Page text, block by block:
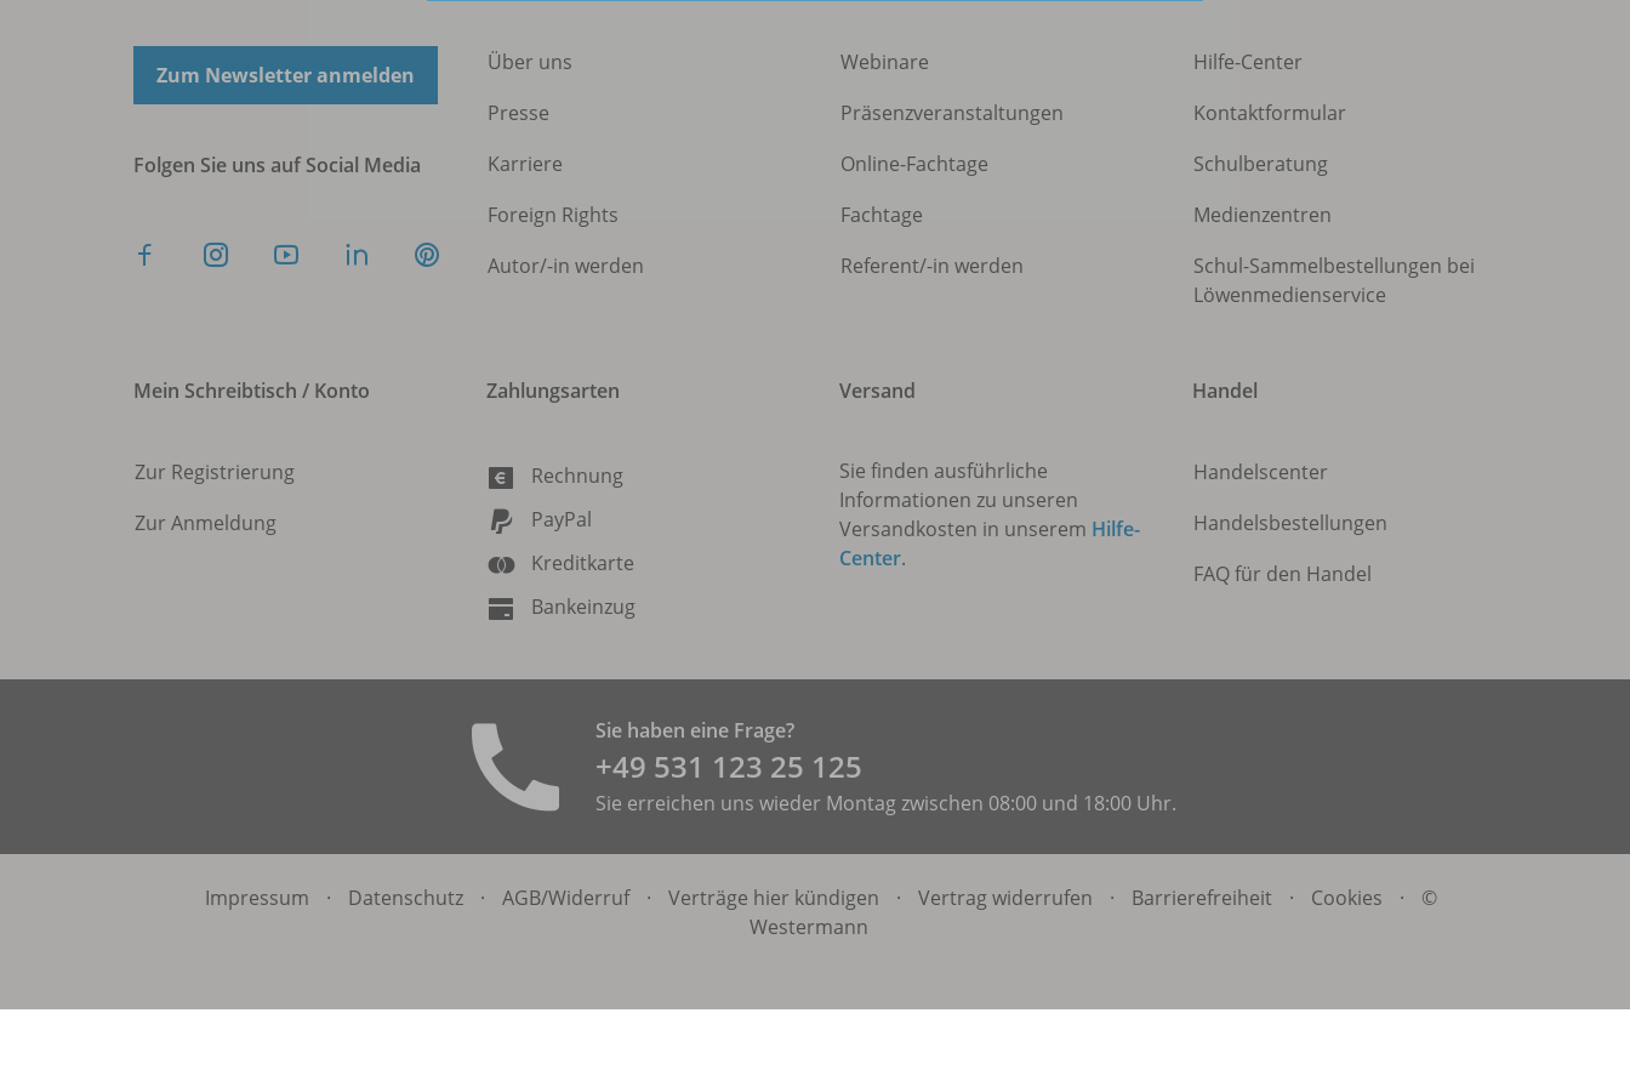
Zum Newsletter anmelden
Folgen Sie uns auf Social Media
Über uns
Presse
Karriere
Foreign Rights
Autor/-in werden
Webinare
Präsenzveranstaltungen
Online-Fachtage
Fachtage
Referent/-in werden
Hilfe-Center
Kontaktformular
Schulberatung
Medienzentren
Schul-Sammelbestellungen bei
Löwenmedienservice
Mein Schreibtisch / Konto
Zur Registrierung
Zur Anmeldung
Zahlungsarten
Rechnung
PayPal
Kreditkarte
Bankeinzug
Versand
Sie finden ausführliche
Informationen zu unseren
Versandkosten in unserem Hilfe-
Center.
Handel
Handelscenter
Handelsbestellungen
FAQ für den Handel
Sie haben eine Frage?
+49 531 ­123 25 125
Sie erreichen uns wieder Montag zwischen 08:00 und 18:00 Uhr.
Impressum · Datenschutz · AGB/Widerruf · Verträge hier kündigen · Vertrag widerrufen · Barrierefreiheit · Cookies ·
©
Westermann